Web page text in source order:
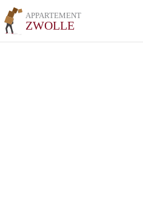
APPARTEMENT
ZWOLLE